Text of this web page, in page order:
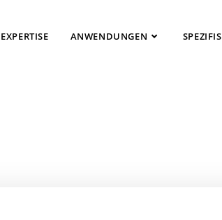
EXPERTISE ANWENDUNGEN